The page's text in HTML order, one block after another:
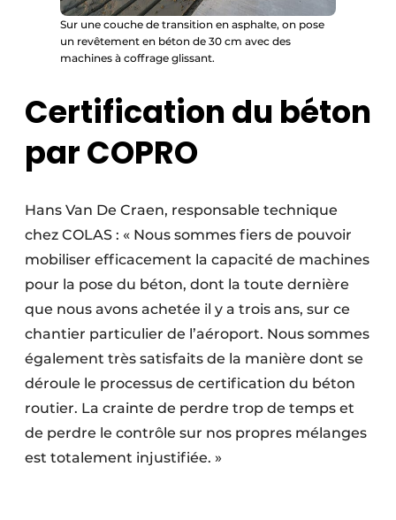
Sur une couche de transition en asphalte, on pose
un revêtement en béton de 30 cm avec des
machines à coffrage glissant.
Certification du béton
par COPRO
Hans Van De Craen, responsable technique
chez COLAS : « Nous sommes fiers de pouvoir
mobiliser efficacement la capacité de machines
pour la pose du béton, dont la toute dernière
que nous avons achetée il y a trois ans, sur ce
chantier particulier de l’aéroport. Nous sommes
également très satisfaits de la manière dont se
déroule le processus de certification du béton
routier. La crainte de perdre trop de temps et
de perdre le contrôle sur nos propres mélanges
est totalement injustifiée. »